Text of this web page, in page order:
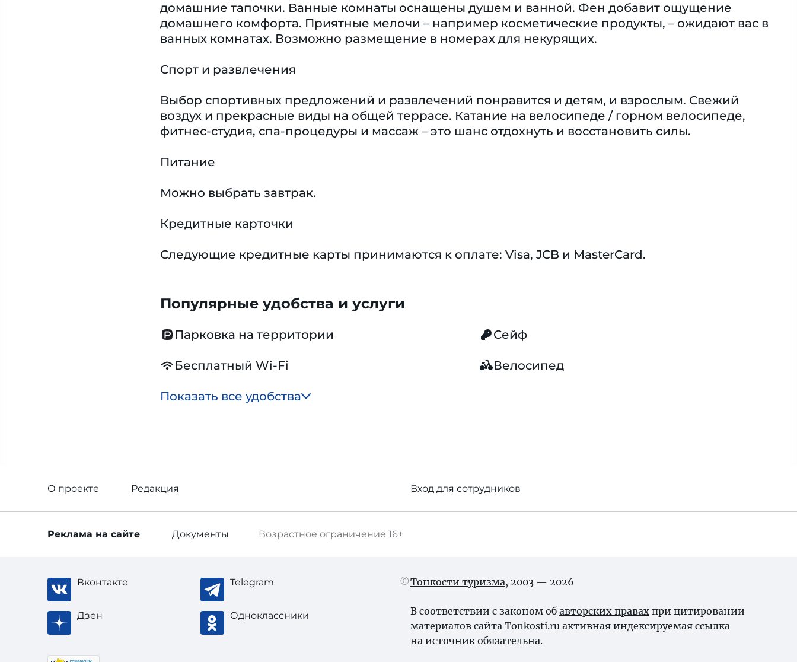
домашние тапочки. Ванные комнаты оснащены душем и ванной. Фен добавит ощущение
домашнего комфорта. Приятные мелочи – например косметические продукты, – ожидают вас в
ванных комнатах. Возможно размещение в номерах для некурящих.
Спорт и развлечения
Выбор спортивных предложений и развлечений понравится и детям, и взрослым. Свежий
воздух и прекрасные виды на общей террасе. Катание на велосипеде / горном велосипеде,
фитнес-студия, спа-процедуры и массаж – это шанс отдохнуть и восстановить силы.
Питание
Можно выбрать завтрак.
Кредитные карточки
Следующие кредитные карты принимаются к оплате: Visa, JCB и MasterCard.
Популярные удобства и услуги
Парковка на территории Сейф
Бесплатный Wi-Fi Велосипед
Показать все удобства
О проекте Редакция Вход для сотрудников
Возрастное ограничение 16+
Реклама на сайте Документы
Вконтакте Telegram
Дзен Одноклассники
Тонкости туризма, 2003 — 2026
В соответствии с законом об авторских правах при цитировании
материалов сайта Tonkosti.ru активная индексируемая ссылка
на источник обязательна.